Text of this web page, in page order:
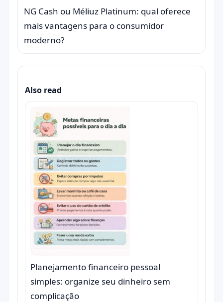
NG Cash ou Méliuz Platinum: qual oferece
mais vantagens para o consumidor
moderno?
Also read
Planejamento financeiro pessoal
simples: organize seu dinheiro sem
complicação